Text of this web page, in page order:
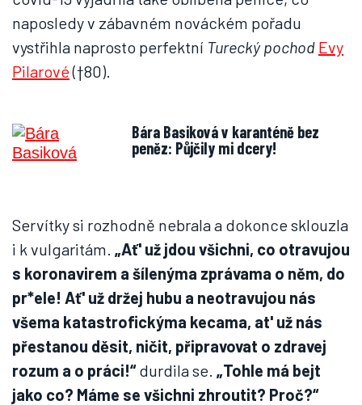
naposledy v zábavném nováckém pořadu
vystřihla naprosto perfektní Turecký pochod Evy
Pilarové(†80).
Bára Basiková v karanténě bez
peněz: Půjčily mi dcery!
Servítky si rozhodně nebrala a dokonce sklouzla
i k vulgaritám. „Ať' už jdou všichni, co otravujou
s koronavirem a šílenýma zprávama o něm, do
pr*ele! Ať' už držej hubu a neotravujou nás
všema katastrofickýma kecama, at' už nás
přestanou děsit, ničit, připravovat o zdravej
rozum a o práci!“durdila se. „Tohle má bejt
jako co? Máme se všichni zhroutit? Proč?“